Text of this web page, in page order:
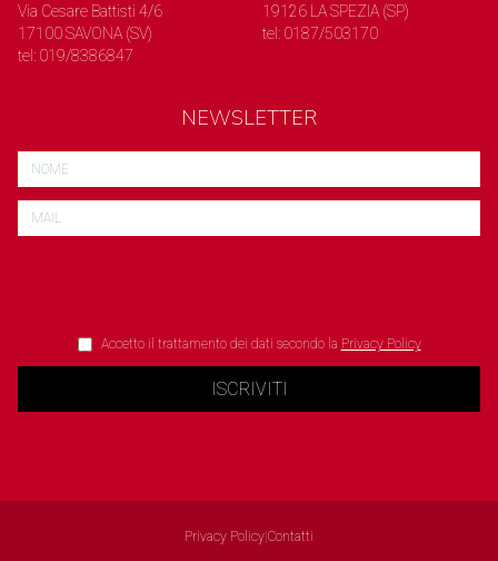
Via Cesare Battisti 4/6
17100 SAVONA (SV)
tel: 019/8386847
19126 LA SPEZIA (SP)
tel: 0187/503170
NEWSLETTER
Accetto il trattamento dei dati secondo la Privacy Policy
ISCRIVITI
Privacy Policy Contatti